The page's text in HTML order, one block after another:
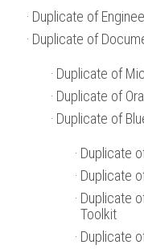
Duplicate of
Duplicate of
Duplicate of
Duplicate of
Duplicate of
Duplicate
Duplicate
Duplicate
Toolkit
Duplicate